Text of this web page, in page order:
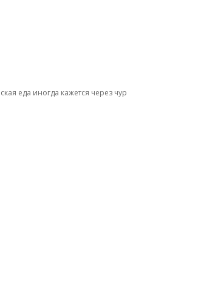
еда иногда кажется через чур